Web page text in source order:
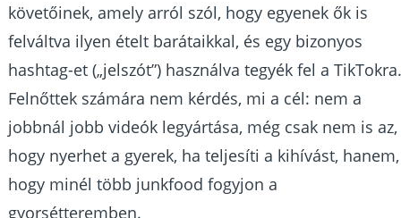
követőinek, amely arról szól, hogy egyenek ők is
felváltva ilyen ételt barátaikkal, és egy bizonyos
hashtag-et („jelszót”) használva tegyék fel a
Felnőttek számára nem kérdés, mi a cél: nem a
jobbnál jobb videók legyártása, még csak nem is az,
hogy nyerhet a gyerek, ha teljesíti a kihívást, hanem,
hogy minél több junkfood fogyjon a
gyorsétteremben.